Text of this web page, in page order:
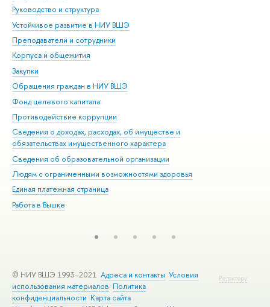
Руководство и структура
Устойчивое развитие в НИУ ВШЭ
Преподаватели и сотрудники
Корпуса и общежития
Закупки
Обращения граждан в НИУ ВШЭ
Фонд целевого капитала
Противодействие коррупции
Сведения о доходах, расходах, об имуществе и
обязательствах имущественного характера
Сведения об образовательной организации
Людям с ограниченными возможностями здоровья
Единая платежная страница
Работа в Вышке
Редактору
© НИУ ВШЭ 1993–2021 Адреса и контакты Условия
использования материалов Политика
конфиденциальности Карта сайта